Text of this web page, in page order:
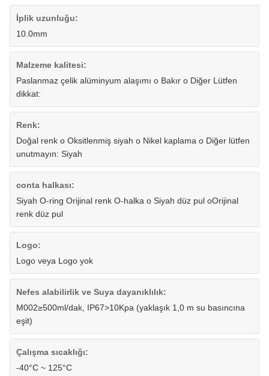
İplik uzunluğu:
10.0mm
Malzeme kalitesi:
Paslanmaz çelik alüminyum alaşımı o Bakır o Diğer Lütfen
dikkat:
Renk:
Doğal renk o Oksitlenmiş siyah o Nikel kaplama o Diğer lütfen
unutmayın: Siyah
conta halkası:
Siyah O-ring Orijinal renk O-halka o Siyah düz pul oOrijinal
renk düz pul
Logo:
Logo veya Logo yok
Nefes alabilirlik ve Suya dayanıklılık:
M002≥500ml/dak, IP67>10Kpa (yaklaşık 1,0 m su basıncına
eşit)
Çalışma sıcaklığı:
-40°C ~ 125°C